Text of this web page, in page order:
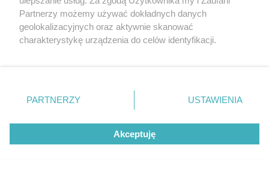
Daleko do pięciu porcji dziennie.
TEKST SPONSOROWANY
Partnerzy możemy używać dokładnych danych
geolokalizacyjnych oraz aktywnie skanować
charakterystykę urządzenia do celów identyfikacji.
zmienić/wycofać klikając przycisk ustawień prywatności
znajdujący się w lewym dolnym rogu strony
rodzaje przetwarzania danych nie wymagają zgody
użytkownika, ale masz prawo sprzeciwić się takiemu
przetwarzaniu. Preferencje będą miały zastosowanie tylko
PARTNERZY USTAWIENIA
Akceptuję